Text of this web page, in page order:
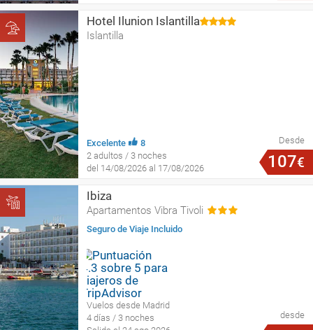
Hotel Ilunion Islantilla
Islantilla
Excelente
8
2 adultos / 3 noches
del 14/08/2026 al 17/08/2026
Desde
107€
Ibiza
Apartamentos Vibra Tivoli
Seguro de Viaje Incluido
Vuelos desde Madrid
4 días / 3 noches
desde